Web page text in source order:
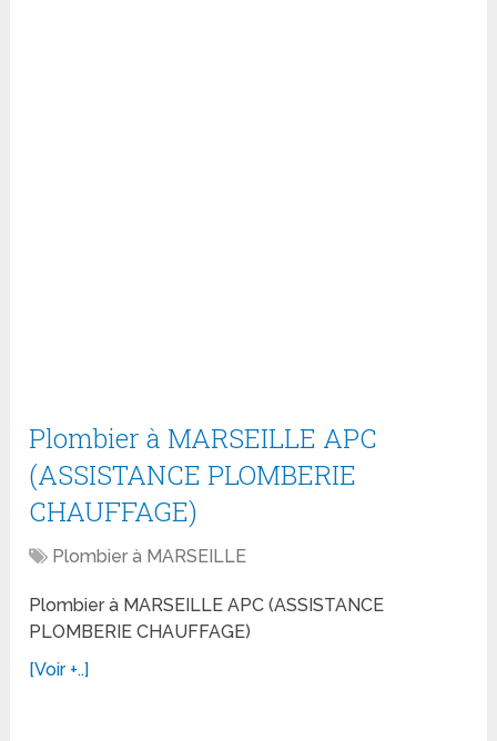
Plombier à MARSEILLE APC
(ASSISTANCE PLOMBERIE
CHAUFFAGE)
Plombier à MARSEILLE
Plombier à MARSEILLE APC (ASSISTANCE
PLOMBERIE CHAUFFAGE)
[Voir +..]